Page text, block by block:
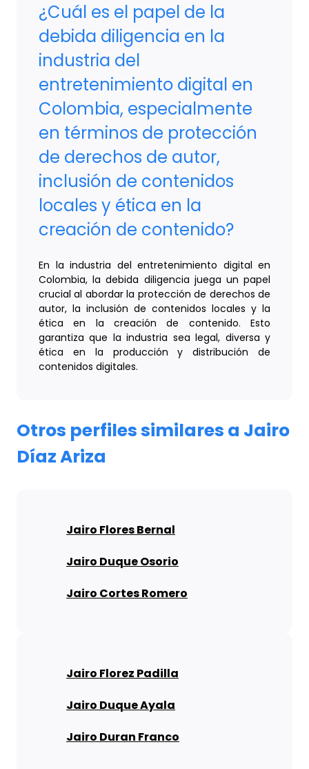
¿Cuál es el papel de la
debida diligencia en la
industria del
entretenimiento digital en
Colombia, especialmente
en términos de protección
de derechos de autor,
inclusión de contenidos
locales y ética en la
creación de contenido?
En la industria del entretenimiento digital en
Colombia, la debida diligencia juega un papel
crucial al abordar la protección de derechos de
autor, la inclusión de contenidos locales y la
ética en la creación de contenido. Esto
garantiza que la industria sea legal, diversa y
ética en la producción y distribución de
contenidos digitales.
Otros perfiles similares a Jairo
Díaz Ariza
Jairo Flores Bernal
Jairo Duque Osorio
Jairo Cortes Romero
Jairo Florez Padilla
Jairo Duque Ayala
Jairo Duran Franco